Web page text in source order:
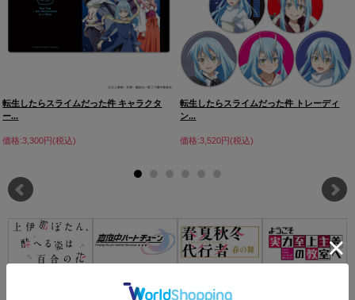
転生したらスライムだった件 キャラクタ
ー...
価格:3,300円(税込)
転生したらスライムだった件 トレーディ
ン...
価格:3,520円(税込)